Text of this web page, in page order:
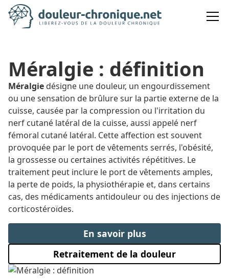
Méralgie : définition
Méralgie désigne une douleur, un engourdissement
ou une sensation de brûlure sur la partie externe de la
cuisse, causée par la compression ou l'irritation du
nerf cutané latéral de la cuisse, aussi appelé nerf
fémoral cutané latéral. Cette affection est souvent
provoquée par le port de vêtements serrés, l'obésité,
la grossesse ou certaines activités répétitives. Le
traitement peut inclure le port de vêtements amples,
la perte de poids, la physiothérapie et, dans certains
cas, des médicaments antidouleur ou des injections de
corticostéroïdes.
En savoir plus
Retraitement de la douleur